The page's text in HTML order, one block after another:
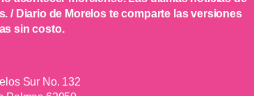
/ Diario de Morelos te comparte las versiones
sin costo.
Sur No. 132